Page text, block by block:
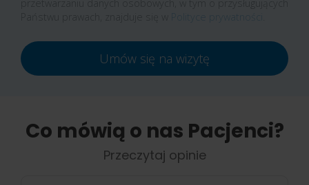
Umów się na wizytę